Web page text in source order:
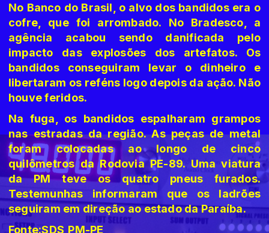
No Banco do Brasil, o alvo dos bandidos era o
cofre, que foi arrombado. No Bradesco, a
agência acabou sendo danificada pelo
impacto das explosões dos artefatos. Os
bandidos conseguiram levar o dinheiro e
libertaram os reféns logo depois da ação. Não
houve feridos.
Na fuga, os bandidos espalharam grampos
nas estradas da região. As peças de metal
foram colocadas ao longo de cinco
quilômetros da Rodovia PE-89. Uma viatura
da PM teve os quatro pneus furados.
Testemunhas informaram que os ladrões
seguiram em direção ao estado da Paraíba.
Fonte:SDS,PM-PE